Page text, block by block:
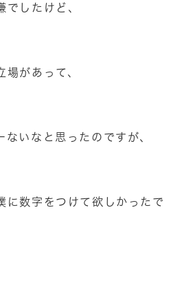
したけど、
があって、
いなと思ったのですが、
に数字をつけて欲しかったで